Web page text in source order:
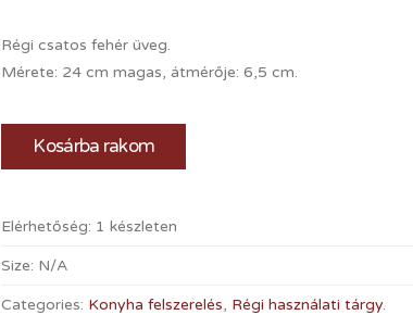
Régi csatos fehér üveg.
Mérete: 24 cm magas, átmérője: 6,5 cm.
Kosárba rakom
Elérhetőség: 1 készleten
Size: N/A
Categories: Konyha felszerelés, Régi használati tárgy.